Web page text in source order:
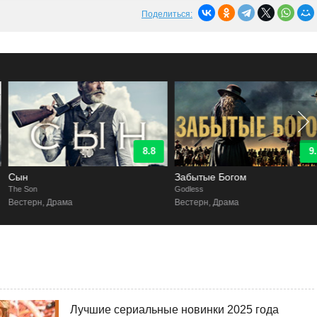
Поделиться:
8.8
Сын
The Son
Вестерн, Драма
9.1
Забытые Богом
Godless
Вестерн, Драма
Лучшие сериальные новинки 2025 года